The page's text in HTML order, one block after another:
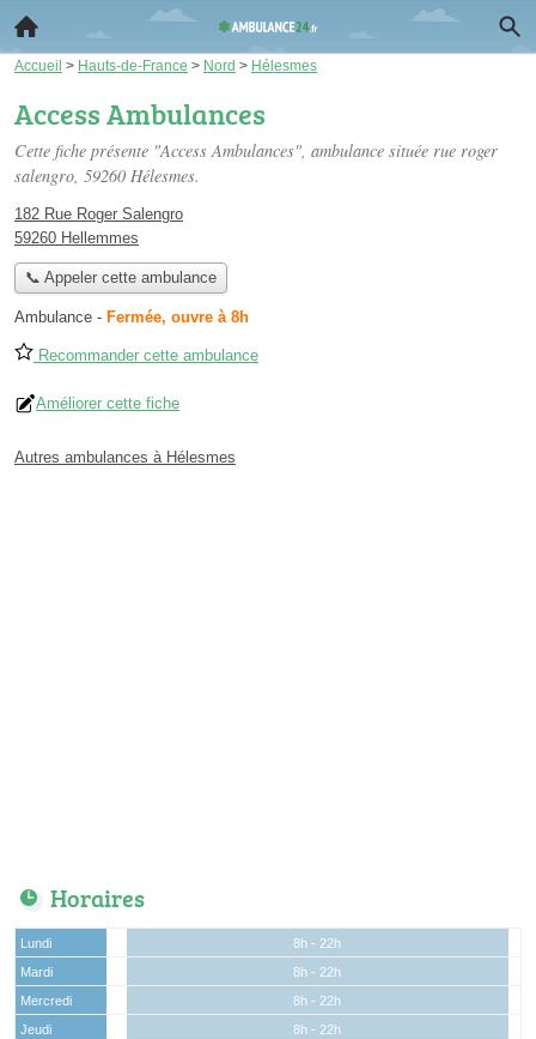
Accueil > Hauts-de-France > Nord > Hélesmes
Access Ambulances
Cette fiche présente "Access Ambulances", ambulance située rue roger
salengro, 59260 Hélesmes.
182 Rue Roger Salengro
59260 Hellemmes
📞 Appeler cette ambulance
Ambulance - Fermée, ouvre à 8h
Recommander cette ambulance
Améliorer cette fiche
Autres ambulances à Hélesmes
Horaires
Lundi
8h - 22h
Mardi
8h - 22h
Mercredi
8h - 22h
Jeudi
8h - 22h